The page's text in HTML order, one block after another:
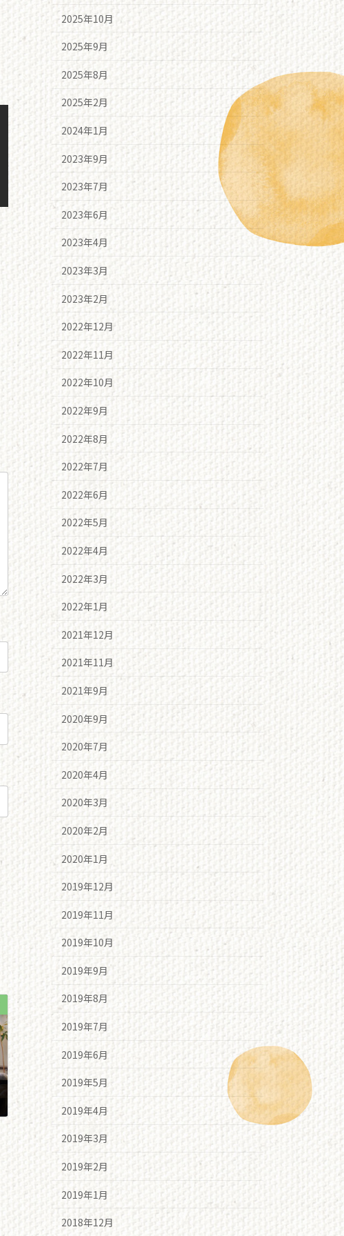
2025年10月
2025年9月
2025年8月
2025年2月
2024年1月
2023年9月
2023年7月
2023年6月
2023年4月
2023年3月
2023年2月
2022年12月
2022年11月
2022年10月
2022年9月
2022年8月
2022年7月
2022年6月
2022年5月
2022年4月
2022年3月
2022年1月
2021年12月
2021年11月
2021年9月
2020年9月
2020年7月
2020年4月
2020年3月
2020年2月
2020年1月
2019年12月
2019年11月
2019年10月
2019年9月
2019年8月
2019年7月
2019年6月
2019年5月
2019年4月
2019年3月
2019年2月
2019年1月
2018年12月